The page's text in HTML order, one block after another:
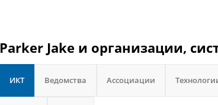
Parker Jake и организации,
ИКТ Ведомства Ассоциации